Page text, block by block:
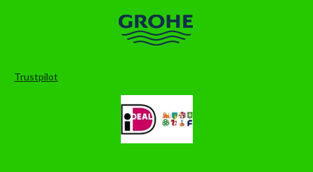
Trustpilot